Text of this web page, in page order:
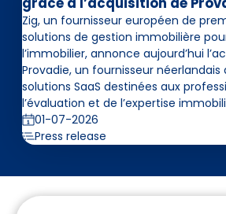
Zig, un fournisseur européen de
solutions de gestion immobilière
l’immobilier, annonce aujourd’hui
Provadie, un fournisseur
solutions SaaS destinées aux
l’évaluation et de l’expertise
01-07-2026
Press release